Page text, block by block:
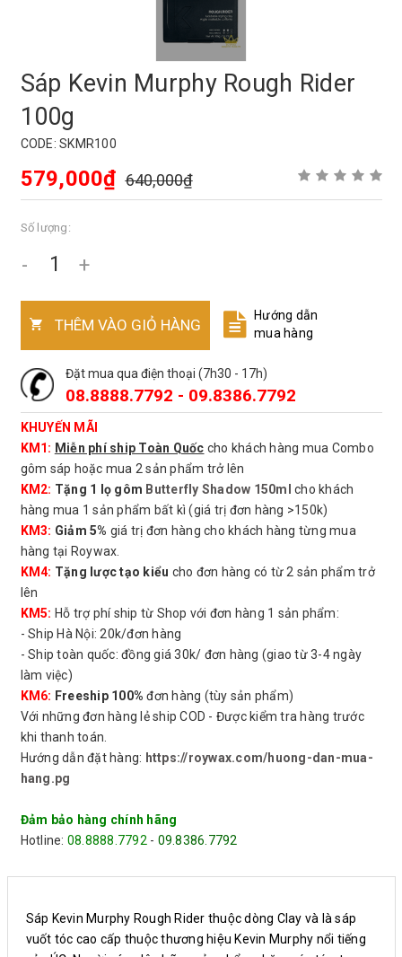
Sáp Kevin Murphy Rough Rider
100g
CODE: SKMR100
579,000₫ 640,000₫
Số lượng:
- +
THÊM VÀO GIỎ HÀNG
Hướng dẫn
mua hàng
Đặt mua qua điện thoại (7h30 - 17h)
08.8888.7792 - 09.8386.7792
KHUYẾN MÃI
KM1: Miễn phí ship Toàn Quốc cho khách hàng mua Combo
gôm sáp hoặc mua 2 sản phẩm trở lên
KM2: Tặng 1 lọ gôm Butterfly Shadow 150ml cho khách
hàng mua 1 sản phẩm bất kì (giá trị đơn hàng >150k)
KM3: Giảm 5% giá trị đơn hàng cho khách hàng từng mua
hàng tại Roywax.
KM4: Tặng lược tạo kiểu cho đơn hàng có từ 2 sản phẩm trở
lên
KM5: Hỗ trợ phí ship từ Shop với đơn hàng 1 sản phẩm:
- Ship Hà Nội: 20k/đơn hàng
- Ship toàn quốc: đồng giá 30k/ đơn hàng (giao từ 3-4 ngày
làm việc)
KM6: Freeship 100% đơn hàng (tùy sản phẩm)
Với những đơn hàng lẻ ship COD - Được kiểm tra hàng trước
khi thanh toán.
Hướng dẫn đặt hàng: https://roywax.com/huong-dan-mua-
hang.pg
Đảm bảo hàng chính hãng
Hotline: 08.8888.7792 - 09.8386.7792
Sáp Kevin Murphy Rough Rider thuộc dòng Clay và là sáp
vuốt tóc cao cấp thuộc thương hiệu Kevin Murphy nổi tiếng